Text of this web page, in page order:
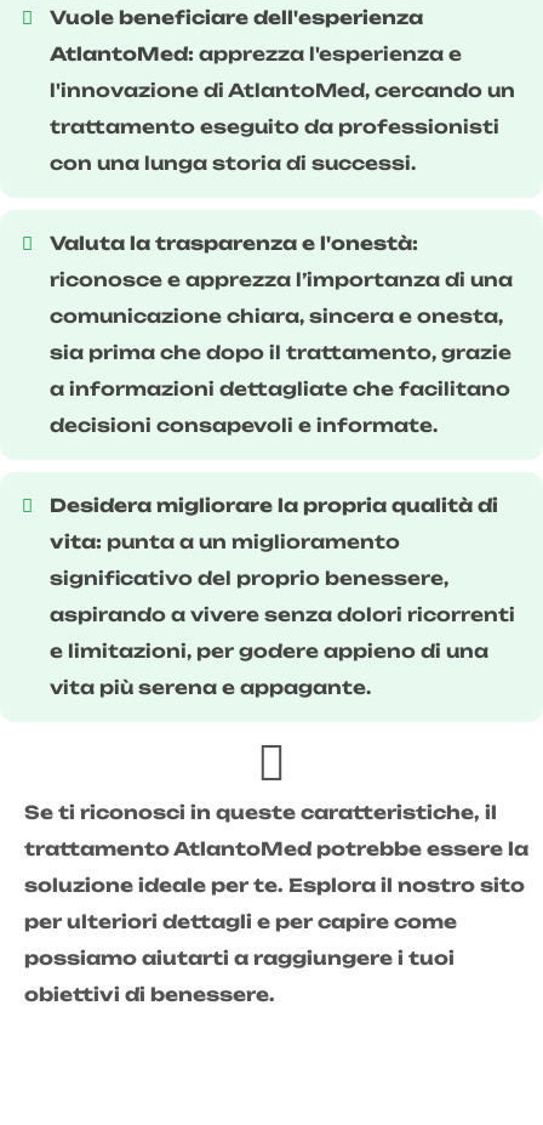
Vuole beneficiare dell'esperienza
AtlantoMed: apprezza l'esperienza e
l'innovazione di AtlantoMed, cercando un
trattamento eseguito da professionisti
con una lunga storia di successi.
Valuta la trasparenza e l'onestà:
riconosce e apprezza l’importanza di una
comunicazione chiara, sincera e onesta,
sia prima che dopo il trattamento, grazie
a informazioni dettagliate che facilitano
decisioni consapevoli e informate.
Desidera migliorare la propria qualità di
vita: punta a un miglioramento
significativo del proprio benessere,
aspirando a vivere senza dolori ricorrenti
e limitazioni, per godere appieno di una
vita più serena e appagante.
Se ti riconosci in queste caratteristiche, il
trattamento AtlantoMed potrebbe essere la
soluzione ideale per te. Esplora il nostro sito
per ulteriori dettagli e per capire come
possiamo aiutarti a raggiungere i tuoi
obiettivi di benessere.